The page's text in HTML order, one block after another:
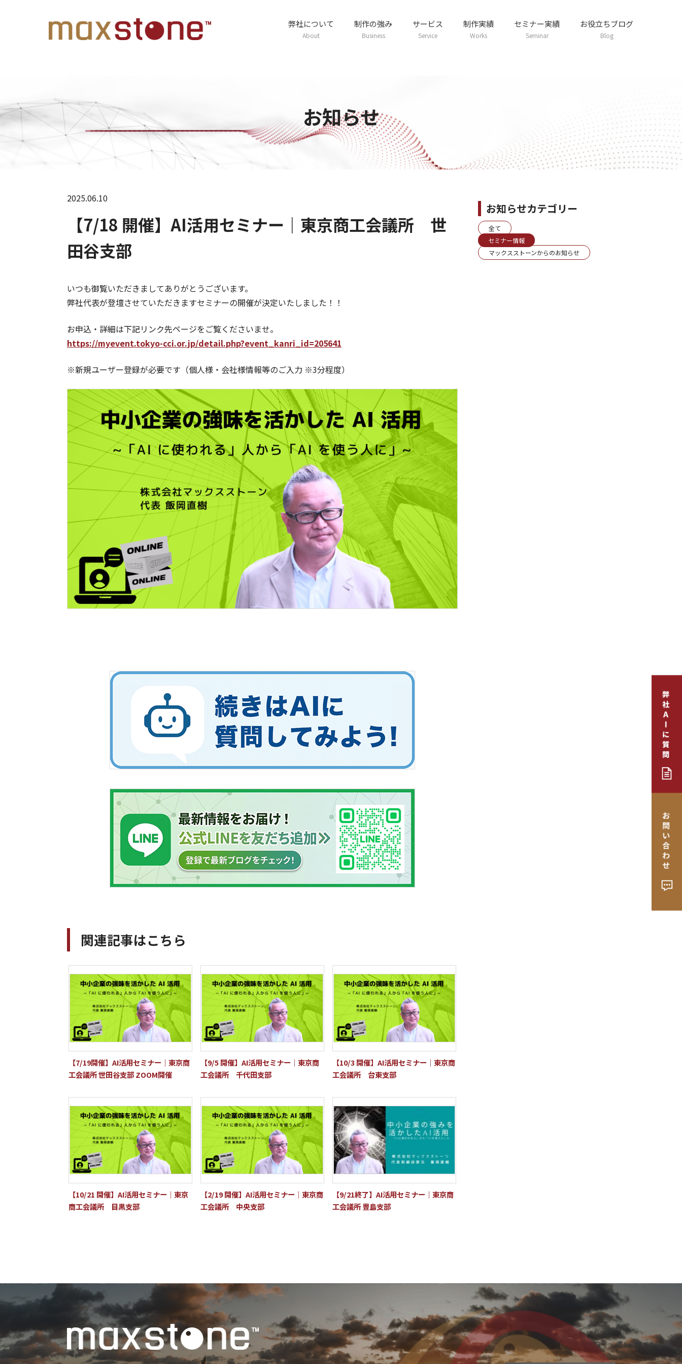
弊社について
About
制作の強み
Business
サービス
Service
制作実績
Works
セミナー実績
Seminar
お役立ちブログ
Blog
お知らせ
2025.06.10
【7/18 開催】AI活用セミナー｜東京商工会議所 世
田谷支部
いつも御覧いただきましてありがとうございます。
弊社代表が登壇させていただきますセミナーの開催が決定いたしました！！
お申込・詳細は下記リンク先ページをご覧くださいませ。
https://myevent.tokyo-cci.or.jp/detail.php?event_kanri_id=205641
※新規ユーザー登録が必要です（個人様・会社様情報等のご入力 ※3分程度）
関連記事はこちら
【7/19開催】AI活用セミナー｜東京商
工会議所 世田谷支部 ZOOM開催
【9/5 開催】AI活用セミナー｜東京商
工会議所 千代田支部
【10/3 開催】AI活用セミナー｜東京商
工会議所 台東支部
【10/21 開催】AI活用セミナー｜東京
商工会議所 目黒支部
【2/19 開催】AI活用セミナー｜東京商
工会議所 中央支部
【9/21終了】AI活用セミナー｜東京商
工会議所 豊島支部
お知らせカテゴリー
全て
セミナー情報
マックスストーンからのお知らせ